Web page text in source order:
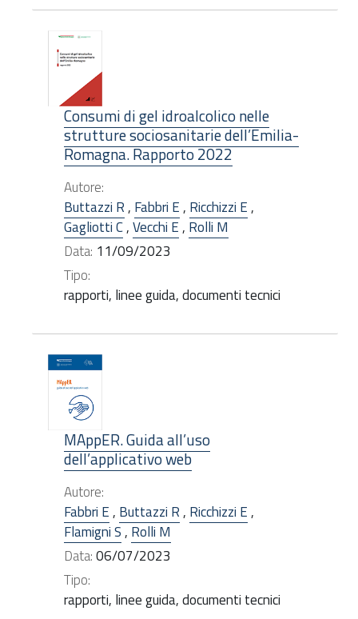
Consumi di gel idroalcolico nelle
strutture sociosanitarie dell’Emilia-
Romagna. Rapporto 2022
Autore:
Buttazzi R, Fabbri E, Ricchizzi E,
Gagliotti C,Vecchi E, Rolli M
Data: 11/09/2023
Tipo:
rapporti, linee guida, documenti tecnici
MAppER. Guida all’uso
dell’applicativo web
Autore:
Fabbri E, Buttazzi R, Ricchizzi E,
Flamigni S, Rolli M
Data:06/07/2023
Tipo:
rapporti, linee guida, documenti tecnici